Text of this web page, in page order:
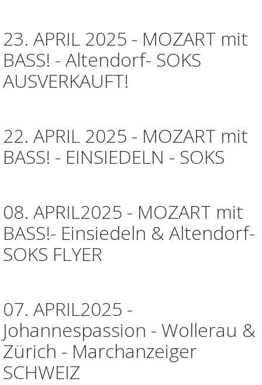
23. APRIL 2025 - MOZART mit
BASS! - Altendorf- SOKS
AUSVERKAUFT!
22. APRIL 2025 - MOZART mit
BASS! - EINSIEDELN - SOKS
08. APRIL2025 - MOZART mit
BASS!- Einsiedeln & Altendorf-
SOKS FLYER
07. APRIL2025 -
Johannespassion - Wollerau &
Zürich - Marchanzeiger
SCHWEIZ